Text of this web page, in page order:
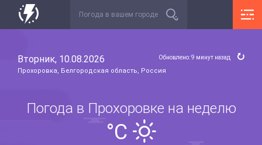
Вторник, 10.08.2026
Прохоровка, Белгородская область, Россия
Обновлено: 9 минут назад
Погода в Прохоровке на неделю
°C